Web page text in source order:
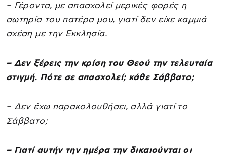
– Γέροντα, με απασχολεί μερικές φορές η
σωτηρία του πατέρα μου, γιατί δεν είχε καμμιά
σχέση με την Εκκλησία.
– Δεν ξέρεις την κρίση του Θεού την τελευταία
στιγμή. Πότε σε απασχολεί; κάθε Σάββατο;
– Δεν έχω παρακολουθήσει, αλλά γιατί το
Σάββατο;
– Γιατί αυτήν την ημέρα την δικαιούνται οι